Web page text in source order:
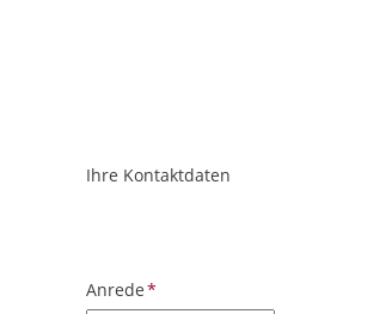
ObjektPlatzhalter
URL
Ihre Kontaktdaten
Pflichtfeld
Anrede*